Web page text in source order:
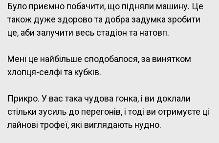
Було приємно побачити, що підняли машину. Це
також дуже здорово та добра задумка зробити
це, аби залучити весь стадіон та натовп.
Мені це найбільше сподобалося, за винятком
хлопця-селфі та кубків.
Прикро. У вас така чудова гонка, і ви доклали
стільки зусиль до перегонів, і тоді ви отримуєте ці
лайнові трофеї, які виглядають нудно.